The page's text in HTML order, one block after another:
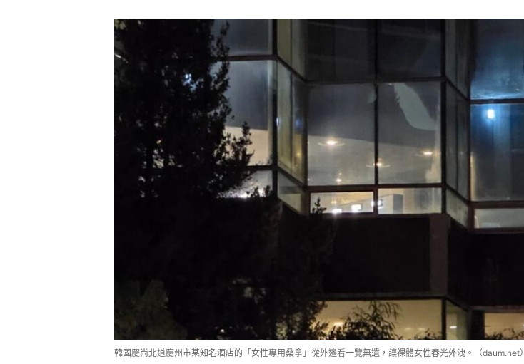
韓國慶尚北道慶州市某知名酒店的「女性專用桑拿」從外邊看一覽無遺，讓裸體女性春光外洩。（daum.net）